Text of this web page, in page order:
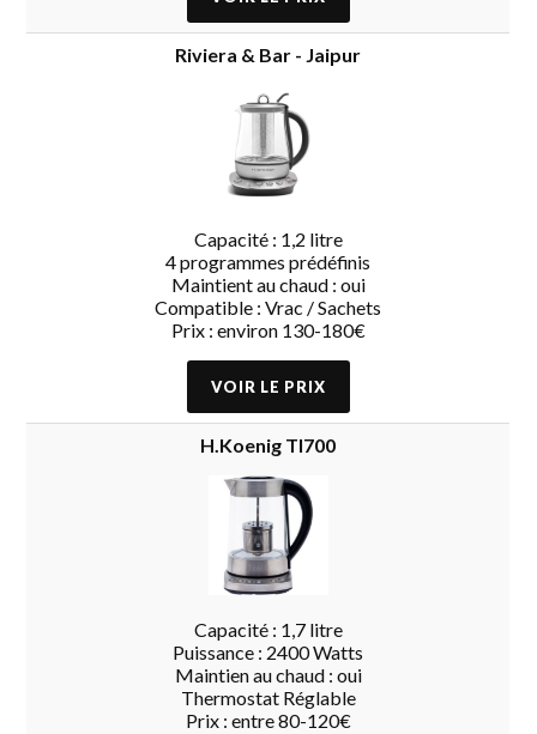
Riviera & Bar - Jaipur
Capacité : 1,2 litre
4 programmes prédéfinis
Maintient au chaud : oui
Compatible : Vrac / Sachets
Prix : environ 130-180€
H.Koenig TI700
Capacité : 1,7 litre
Puissance : 2400 Watts
Maintien au chaud : oui
Thermostat Réglable
Prix : entre 80-120€